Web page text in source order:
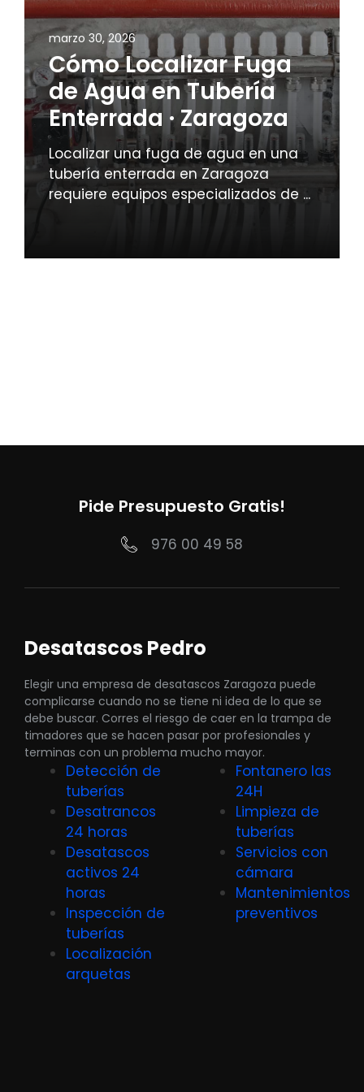
marzo 30, 2026
Cómo Localizar Fuga
de Agua en Tubería
Enterrada · Zaragoza
Localizar una fuga de agua en una
tubería enterrada en Zaragoza
requiere equipos especializados de ...
Pide Presupuesto Gratis!
976 00 49 58
Desatascos Pedro
Elegir una empresa de desatascos Zaragoza puede
complicarse cuando no se tiene ni idea de lo que se
debe buscar. Corres el riesgo de caer en la trampa de
timadores que se hacen pasar por profesionales y
terminas con un problema mucho mayor.
Detección de
tuberías
Desatrancos
24 horas
Desatascos
activos 24
horas
Inspección de
tuberías
Localización
arquetas
Fontanero las
24H
Limpieza de
tuberías
Servicios con
cámara
Mantenimientos
preventivos